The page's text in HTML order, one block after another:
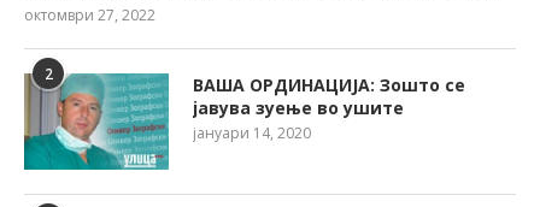
октомври 27, 2022
2
ВАША ОРДИНАЦИЈА: Зошто се
јавува зуење во ушите
јануари 14, 2020